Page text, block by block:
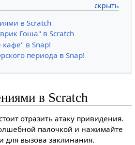
в Scratch
Гоша" в Scratch
в Snap!
периода в Snap!
в Scratch
отразить атаку привидения.
палочкой и нажимайте
вызова заклинания.